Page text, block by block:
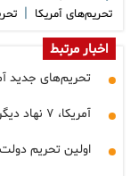
تحریم‌های آمریکا |
اخبار مرتبط
تحریم‌های جدید
آمریکا، ۷ نهاد دیگر ایرانی را تحریم کرد
اولین تحریم